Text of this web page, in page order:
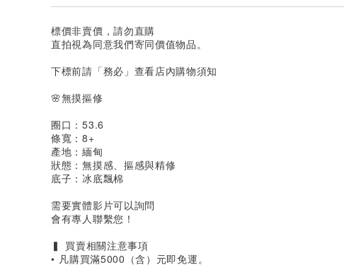
標價非賣價，請勿直購
直拍視為同意我們寄同價值物品。
下標前請「務必」查看店內購物須知
🌸無摸摳修
圈口：53.6
條寬：8+
產地：緬甸
狀態：無摸感、摳感與精修
底子：冰底飄棉
需要實體影片可以詢問
會有專人聯繫您！
▍ 買賣相關注意事項
• 凡購買滿5000（含）元即免運。